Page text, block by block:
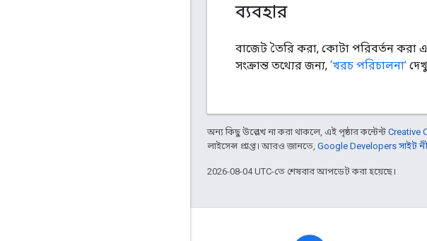
ব্যবহার
বাজেট তৈরি করা, কোটা পরিবর্তন করা
সংক্রান্ত তথ্যের জন্য, ‘খরচ পরিচালনা’
অন্য কিছু উল্লেখ না করা থাকলে, এই পৃষ্ঠার কন্টেন্ট Creative
লাইসেন্স প্রাপ্ত। আরও জানতে, Google Developers সাইট
2026-08-04 UTC-তে শেষবার আপডেট করা হয়েছে।